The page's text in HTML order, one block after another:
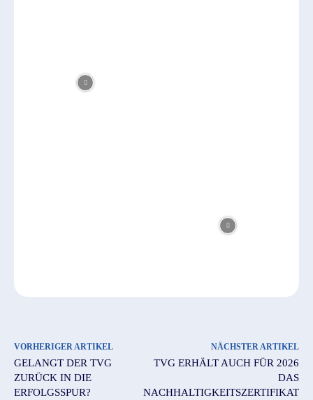
VORHERIGER ARTIKEL
GELANGT DER TVG
ZURÜCK IN DIE
ERFOLGSSPUR?
NÄCHSTER ARTIKEL
TVG ERHÄLT AUCH FÜR 2026
DAS
NACHHALTIGKEITSZERTIFIKAT